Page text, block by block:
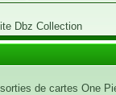
Dbz Collection
de cartes One